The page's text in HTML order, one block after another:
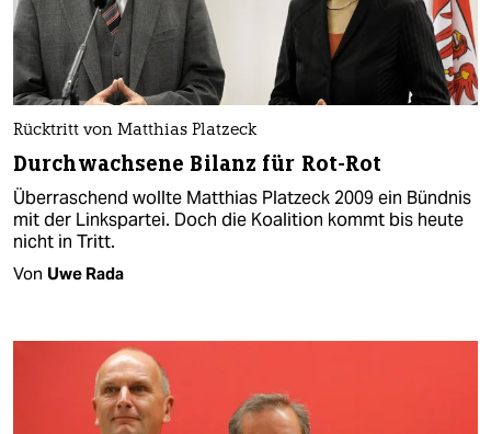
Rücktritt von Matthias Platzeck
Durchwachsene Bilanz für Rot-Rot
Überraschend wollte Matthias Platzeck 2009 ein Bündnis
mit der Linkspartei. Doch die Koalition kommt bis heute
nicht in Tritt.
Von Uwe Rada